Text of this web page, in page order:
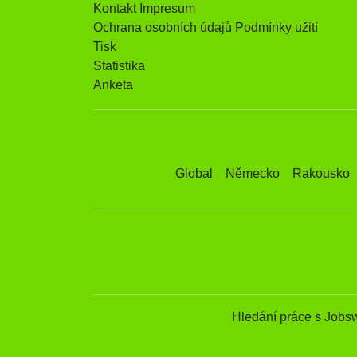
Kontakt Impresum
Ochrana osobních údajů Podmínky užití
Tisk
Statistika
Anketa
Global Německo Rakousko
Hledání práce s